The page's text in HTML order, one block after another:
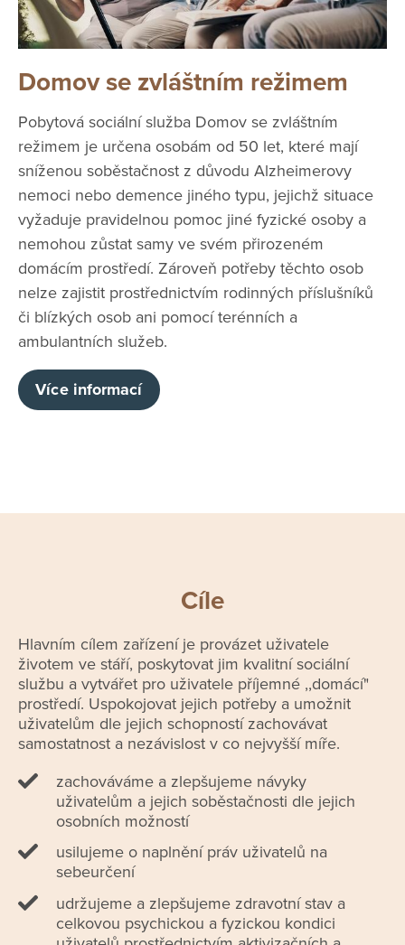
Domov se zvláštním režimem
Pobytová sociální služba Domov se zvláštním
režimem je určena osobám od 50 let, které mají
sníženou soběstačnost z důvodu Alzheimerovy
nemoci nebo demence jiného typu, jejichž situace
vyžaduje pravidelnou pomoc jiné fyzické osoby a
nemohou zůstat samy ve svém přirozeném
domácím prostředí. Zároveň potřeby těchto osob
nelze zajistit prostřednictvím rodinných příslušníků
či blízkých osob ani pomocí terénních a
ambulantních služeb.
Více informací
Cíle
Hlavním cílem zařízení je provázet uživatele
životem ve stáří, poskytovat jim kvalitní sociální
službu a vytvářet pro uživatele příjemné ,,domácí"
prostředí. Uspokojovat jejich potřeby a umožnit
uživatelům dle jejich schopností zachovávat
samostatnost a nezávislost v co nejvyšší míře.
zachováváme a zlepšujeme návyky
uživatelům a jejich soběstačnosti dle jejich
osobních možností
usilujeme o naplnění práv uživatelů na
sebeurčení
udržujeme a zlepšujeme zdravotní stav a
celkovou psychickou a fyzickou kondici